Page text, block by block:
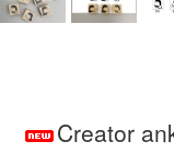
Creator